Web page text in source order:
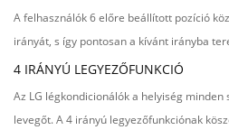
A felhasználók 6 előre beállított pozíció
irányát, s így pontosan a kívánt irányba
4 IRÁNYÚ LEGYEZŐFUNKCIÓ
Az LG légkondicionálók a helyiség
levegőt. A 4 irányú legyezőfunkciónak